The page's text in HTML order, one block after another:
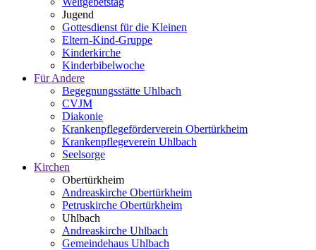
Jugend
Gottesdienst für die Kleinen
Eltern-Kind-Gruppe
Kinderkirche
Kinderbibelwoche
Für Andere
Begegnungsstätte Uhlbach
CVJM
Diakonie
Krankenpflegeförderverein Obertürkheim
Krankenpflegeverein Uhlbach
Seelsorge
Kirchen
Obertürkheim
Andreaskirche Obertürkheim
Petruskirche Obertürkheim
Uhlbach
Andreaskirche Uhlbach
Gemeindehaus Uhlbach